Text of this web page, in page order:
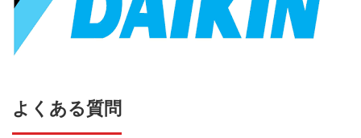
よくある質問